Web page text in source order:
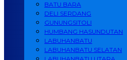
BATU BARA
DELI SERDANG
GUNUNGSITOLI
HUMBANG HASUNDUTAN
LABUHANBATU
LABUHANBATU SELATAN